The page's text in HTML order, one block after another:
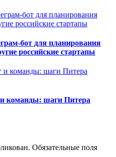
бот для планирования
российские стартапы
и команды: шаги Питера
Обязательные поля